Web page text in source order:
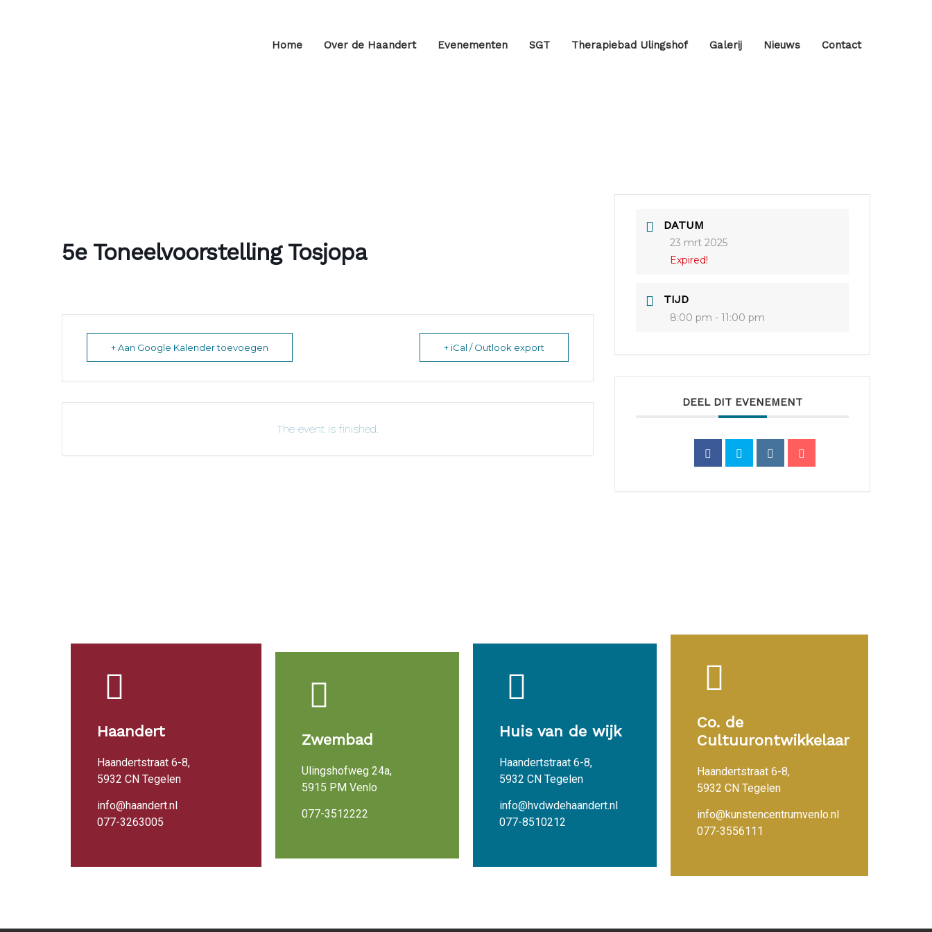
Home Over de Haandert Evenementen SGT Therapiebad Ulingshof Galerij Nieuws Contact
5e Toneelvoorstelling Tosjopa
+ Aan Google Kalender toevoegen + iCal / Outlook export
The event is finished.
DATUM
23 mrt 2025
Expired!
TIJD
8:00 pm - 11:00 pm
DEEL DIT EVENEMENT
Haandert
Haandertstraat 6-8,
5932 CN Tegelen
info@haandert.nl
077-3263005
Zwembad
Ulingshofweg 24a,
5915 PM Venlo
077-3512222
Huis van de wijk
Haandertstraat 6-8,
5932 CN Tegelen
info@hvdwdehaandert.nl
077-8510212
Co. de
Cultuurontwikkelaar
Haandertstraat 6-8,
5932 CN Tegelen
info@kunstencentrumvenlo.nl
077-3556111